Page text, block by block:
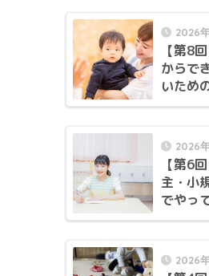
2026
【第8
からで
いため
します
2026
【第6
主・小
でやっ
の？〜
2026